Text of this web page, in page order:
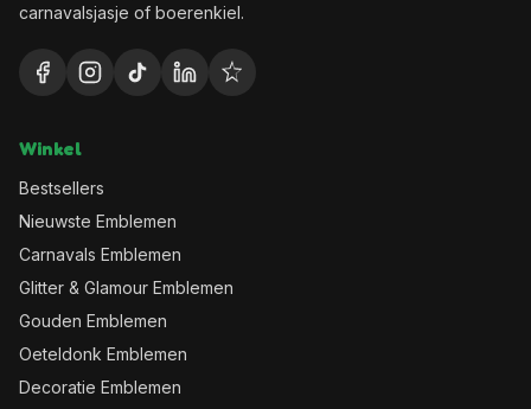
carnavalsjasje of boerenkiel.
Winkel
Bestsellers
Nieuwste Emblemen
Carnavals Emblemen
Glitter & Glamour Emblemen
Gouden Emblemen
Oeteldonk Emblemen
Decoratie Emblemen